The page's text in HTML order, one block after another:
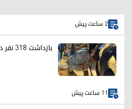
2 ساعت پیش
بازداشت ۳۱۸ نفر در عملیات امنیتی بغداد
11 ساعت پیش